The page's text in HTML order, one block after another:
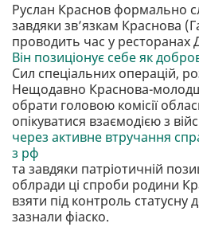
Руслан Краснов формально
завдяки звʼязкам Краснова
проводить час у ресторанах
Він позиціонує себе як
Сил спеціальних операцій,
Нещодавно Краснова-
обрати головою комісії
опікуватися взаємодією з
через активне втручання
з рф
та завдяки патріотичній
облради ці спроби родини
взяти під контроль статусну
зазнали фіаско.